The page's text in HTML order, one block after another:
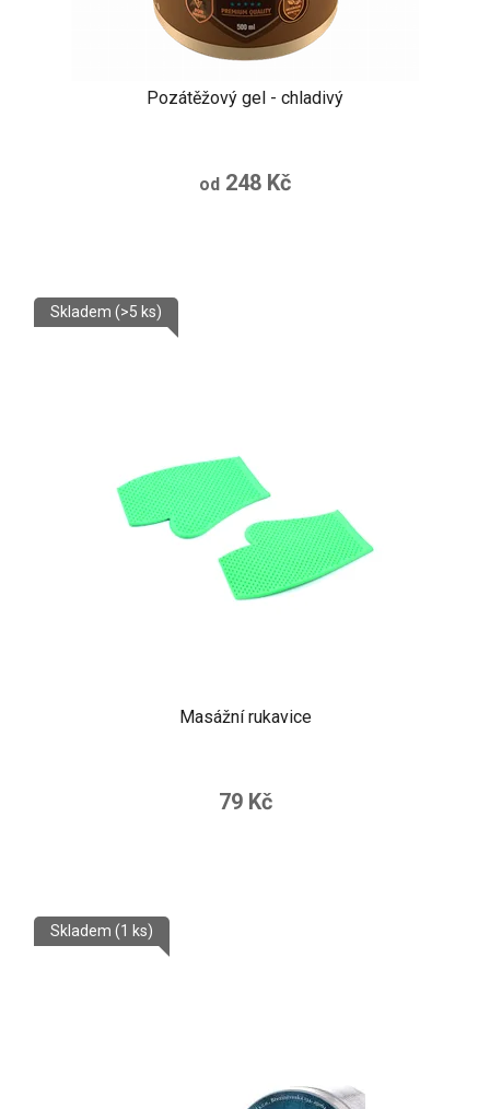
Pozátěžový gel - chladivý
od 248 Kč
Masážní rukavice
Skladem (>5 ks)
79 Kč
Skladem (1 ks)